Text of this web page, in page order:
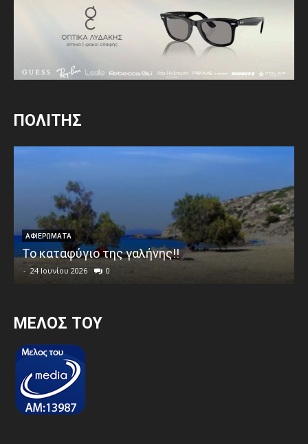
ΠΟΛΙΤΗΣ
ΑΦΙΕΡΩΜΑΤΑ
Το καταφύγιο της γαλήνης!!
- 24 Ιουνίου 2026 0
MEΛΟΣ ΤΟΥ